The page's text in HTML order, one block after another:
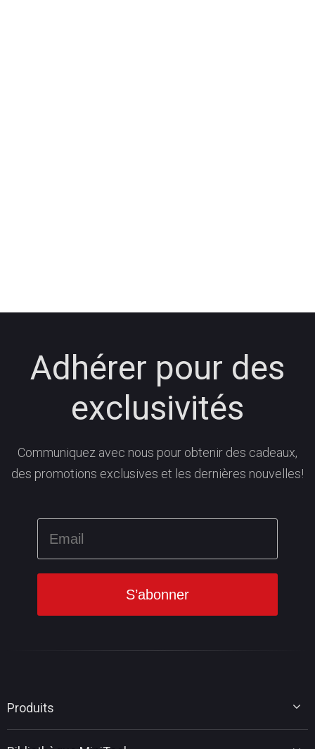
Adhérer pour des
exclusivités
Communiquez avec nous pour obtenir des cadeaux,
des promotions exclusives et les dernières nouvelles!
Produits